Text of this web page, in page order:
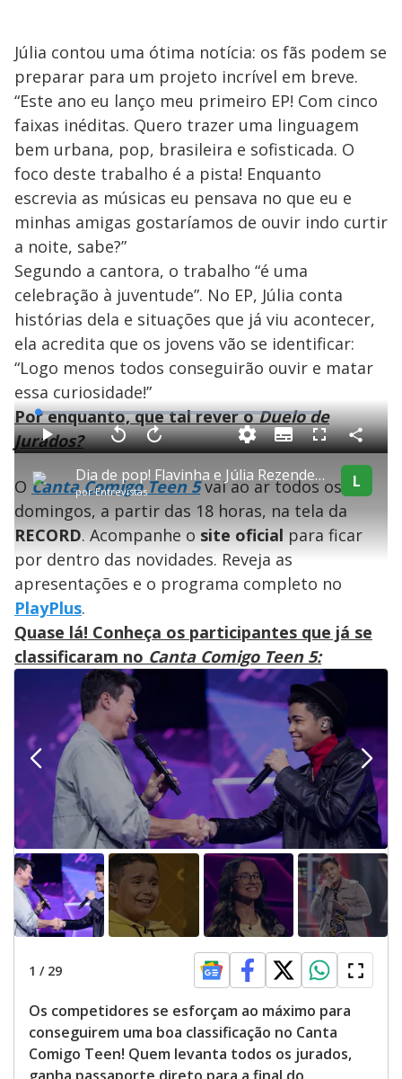
Júlia contou uma ótima notícia: os fãs podem se
preparar para um projeto incrível em breve.
“Este ano eu lanço meu primeiro EP! Com cinco
faixas inéditas. Quero trazer uma linguagem
bem urbana, pop, brasileira e sofisticada. O
foco deste trabalho é a pista! Enquanto
escrevia as músicas eu pensava no que eu e
minhas amigas gostaríamos de ouvir indo curtir
a noite, sabe?”
Segundo a cantora, o trabalho “é uma
celebração à juventude”. No EP, Júlia conta
histórias dela e situações que já viu acontecer,
ela acredita que os jovens vão se identificar:
“Logo menos todos conseguirão ouvir e matar
essa curiosidade!”
Por enquanto, que tal rever oDuelo de
Jurados?
P
l
a
y
V
i
d
e
o
Dia de pop! Flavinha e Júlia Rezende disputam o Duelo dos Jurados
porEntrevistas
L
P V
a
r
0
e
g
n
d
s
A
n
ç
a
r
e
u
n
o
s
M
u
d
o
L
o
a
d
e
:
1
.
9
8
%
S
u
b
i
t
l
s
F
l
e
n
C
o
m
p
a
a
O Canta Comigo Teen 5 vai ao ar todos os
domingos, a partir das 18 horas, na tela da
RECORD. Acompanhe osite oficialpara ficar
por dentro das novidades. Reveja as
apresentações e o programa completo no
PlayPlus.
Quase lá! Conheça os participantes que já se
classificaram no Canta Comigo Teen 5:
1 / 29
Os competidores se esforçam ao máximo para
conseguirem uma boa classificação no Canta
Comigo Teen! Quem levanta todos os jurados,